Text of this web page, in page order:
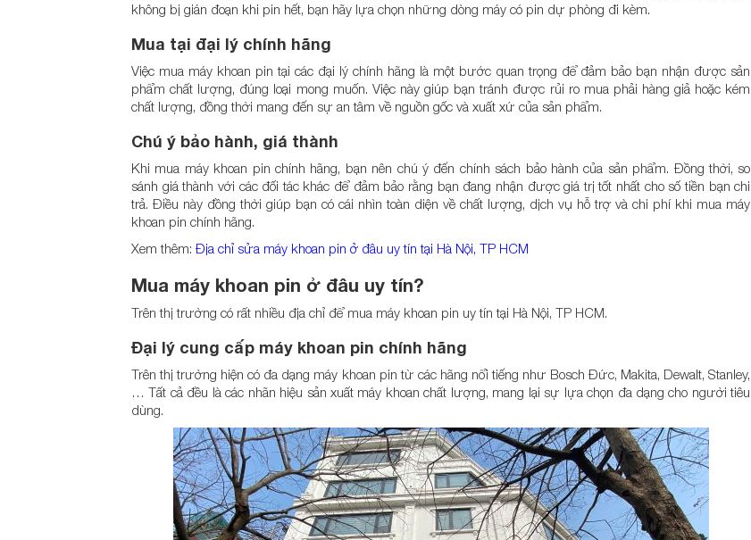
không bị gián đoạn khi pin hết, bạn hãy lựa chọn những dòng máy có pin dự phòng đi kèm.
Mua tại đại lý chính hãng
Việc mua máy khoan pin tại các đại lý chính hãng là một bước quan trọng để đảm bảo bạn nhận được sản
phẩm chất lượng, đúng loại mong muốn. Việc này giúp bạn tránh được rủi ro mua phải hàng giả hoặc kém
chất lượng, đồng thời mang đến sự an tâm về nguồn gốc và xuất xứ của sản phẩm.
Chú ý bảo hành, giá thành
Khi mua máy khoan pin chính hãng, bạn nên chú ý đến chính sách bảo hành của sản phẩm. Đồng thời, so
sánh giá thành với các đối tác khác để đảm bảo rằng bạn đang nhận được giá trị tốt nhất cho số tiền bạn chi
trả. Điều này đồng thời giúp bạn có cái nhìn toàn diện về chất lượng, dịch vụ hỗ trợ và chi phí khi mua máy
khoan pin chính hãng.
Xem thêm: Địa chỉ sửa máy khoan pin ở đâu uy tín tại Hà Nội, TP HCM
Mua máy khoan pin ở đâu uy tín?
Trên thị trường có rất nhiều địa chỉ để mua máy khoan pin uy tín tại Hà Nội, TP HCM.
Đại lý cung cấp máy khoan pin chính hãng
Trên thị trường hiện có đa dạng máy khoan pin từ các hãng nổi tiếng như Bosch Đức, Makita, Dewalt, Stanley,
… Tất cả đều là các nhãn hiệu sản xuất máy khoan chất lượng, mang lại sự lựa chọn đa dạng cho người tiêu
dùng.